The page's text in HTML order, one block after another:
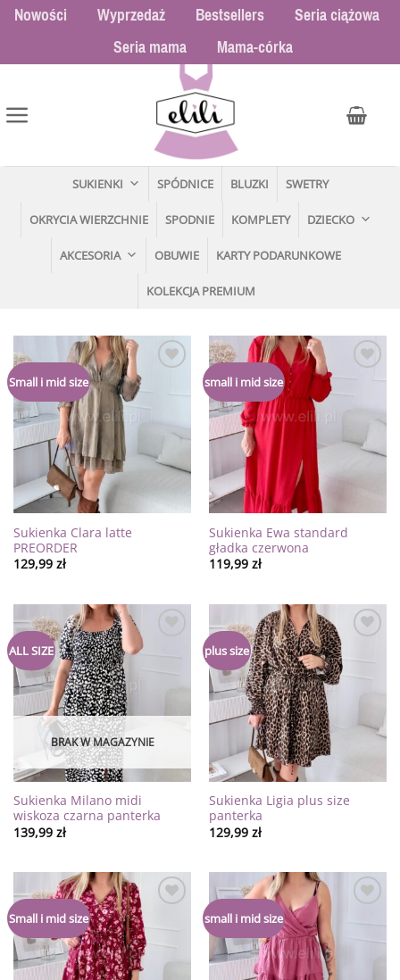
Przewiń
Nowości Wyprzedaż Bestsellers
Seria ciążowa
Seria mama
Mama-córka
SUKIENKI SPÓDNICE BLUZKI SWETRY
OKRYCIA WIERZCHNIE SPODNIE KOMPLETY DZIECKO
AKCESORIA OBUWIE KARTY PODARUNKOWE
KOLEKCJA PREMIUM
Small i mid size
Sukienka Clara latte
PREORDER
129,99 zł
small i mid size
Sukienka Ewa standard
gładka czerwona
119,99 zł
ALL SIZE
BRAK W MAGAZYNIE
Sukienka Milano midi
wiskoza czarna panterka
139,99 zł
plus size
życzeń
Sukienka Ligia plus size
panterka
129,99 zł
Small i mid size small i mid size